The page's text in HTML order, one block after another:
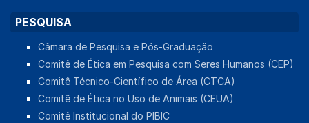
PESQUISA
Câmara de Pesquisa e Pós-Graduação
Comitê de Ética em Pesquisa com Seres Humanos (CEP)
Comitê Técnico-Científico de Área (CTCA)
Comitê de Ética no Uso de Animais (CEUA)
Comitê Institucional do PIBIC